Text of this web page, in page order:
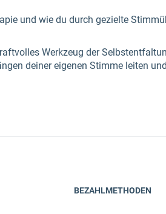
und wie du durch gezielte
Werkzeug der
deiner eigenen Stimme leiten
BEZAHLMETHODEN